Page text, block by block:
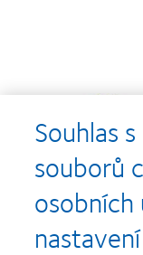
Learn
more
about
Cena
Silmo
d’Or
za
nejlepší
výrobek
pro
Learn
more
about
Souhlas
souborů